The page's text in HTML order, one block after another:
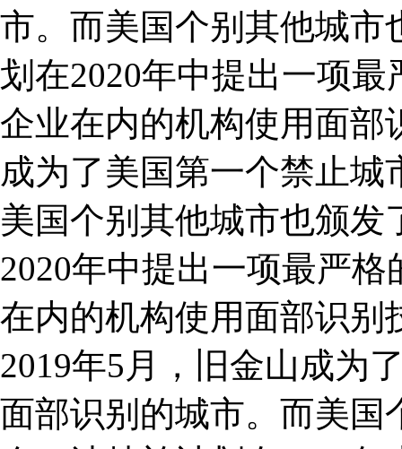
市。而美国个别其他城市
划在2020年中提出一项
企业在内的机构使用面部
成为了美国第一个禁止
美国个别其他城市也颁
2020年中提出一项最严
在内的机构使用面部识别
2019年5月，旧金山成为
面部识别的城市。而美国